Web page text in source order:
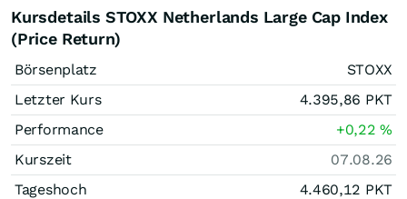
Kursdetails STOXX Netherlands Large Cap Index
(Price Return)
Börsenplatz
STOXX
Letzter Kurs
4.395,86 PKT
Performance
+0,22%
Kurszeit
07.08.26
Tageshoch
4.460,12 PKT